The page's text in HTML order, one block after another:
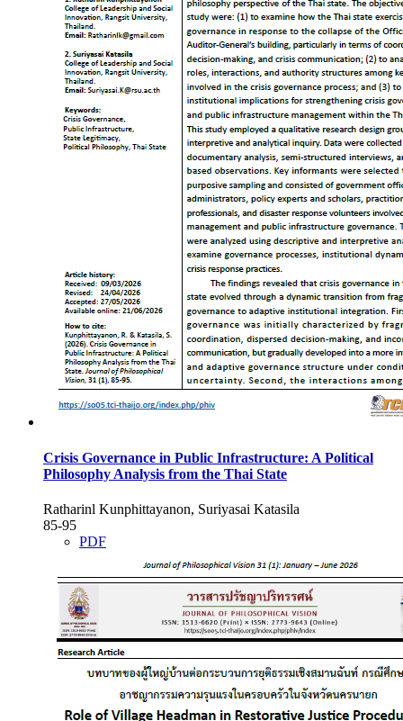
Crisis Governance in Public Infrastructure: A Political
Philosophy Analysis from the Thai State
Ratharinl Kunphittayanon, Suriyasai Katasila
85-95
PDF